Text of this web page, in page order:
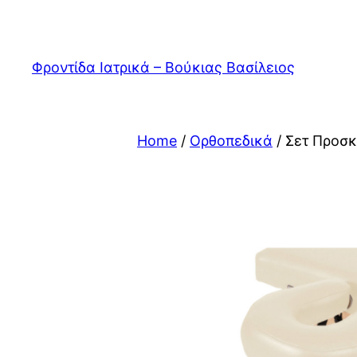
content
Φροντίδα Ιατρικά – Βούκιας Βασίλειος
Home / Ορθοπεδικά / Σετ